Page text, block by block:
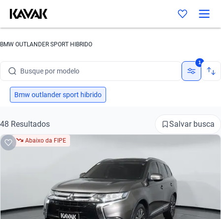
BMW OUTLANDER SPORT HIBRIDO
Busque por marca
Busque por versão
Busque por ano
Busque por modelo
Busque por ano
1
Bmw outlander sport hibrido
48 Resultados Salvar busca
Abaixo da FIPE